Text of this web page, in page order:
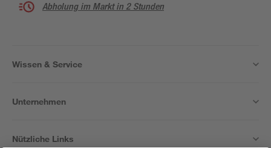
Abholung im Markt in 2 Stunden
Wissen & Service
Unternehmen
Nützliche Links